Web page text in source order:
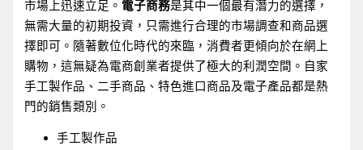
市場上迅速立足。 電子商務是其中一個最有潛力的選擇，
無需大量的初期投資，只需進行合理的市場調查和商品選
擇即可。隨著數位化時代的來臨，消費者更傾向於在網上
購物，這無疑為電商創業者提供了極大的利潤空間。自家
手工製作品、二手商品、特色進口商品及電子產品都是熱
門的銷售類別。
手工製作品